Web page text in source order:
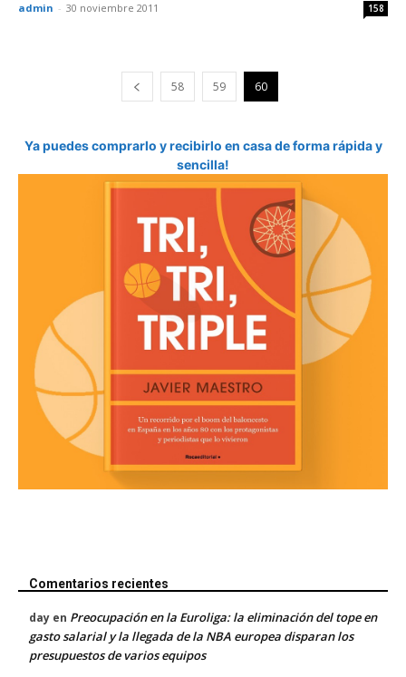
admin - 30 noviembre 2011 158
58 59 60
Ya puedes comprarlo y recibirlo en casa de forma rápida y
sencilla!
Comentarios recientes
day en Preocupación en la Euroliga: la eliminación del tope en
gasto salarial y la llegada de la NBA europea disparan los
presupuestos de varios equipos